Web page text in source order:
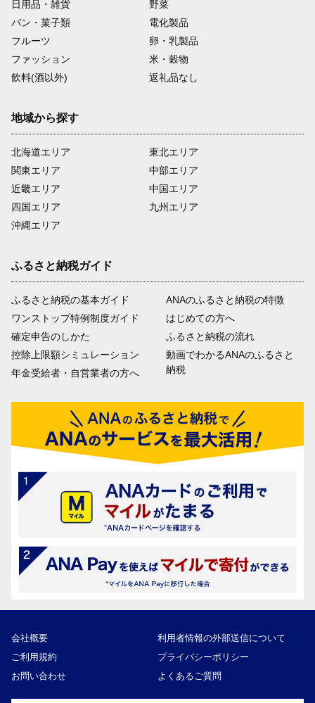
日用品・雑貨
野菜
パン・菓子類
電化製品
フルーツ
卵・乳製品
ファッション
米・穀物
飲料(酒以外)
返礼品なし
地域から探す
北海道エリア
関東エリア
近畿エリア
四国エリア
沖縄エリア
東北エリア
中部エリア
中国エリア
九州エリア
ふるさと納税ガイド
ふるさと納税の基本ガイド
ワンストップ特例制度ガイド
確定申告のしかた
控除上限額シミュレーション
年金受給者・自営業者の方へ
ANAのふるさと納税の特徴
はじめての方へ
ふるさと納税の流れ
動画でわかるANAのふるさと
納税
会社概要
利用者情報の外部送信について
ご利用規約
プライバシーポリシー
お問い合わせ
よくあるご質問